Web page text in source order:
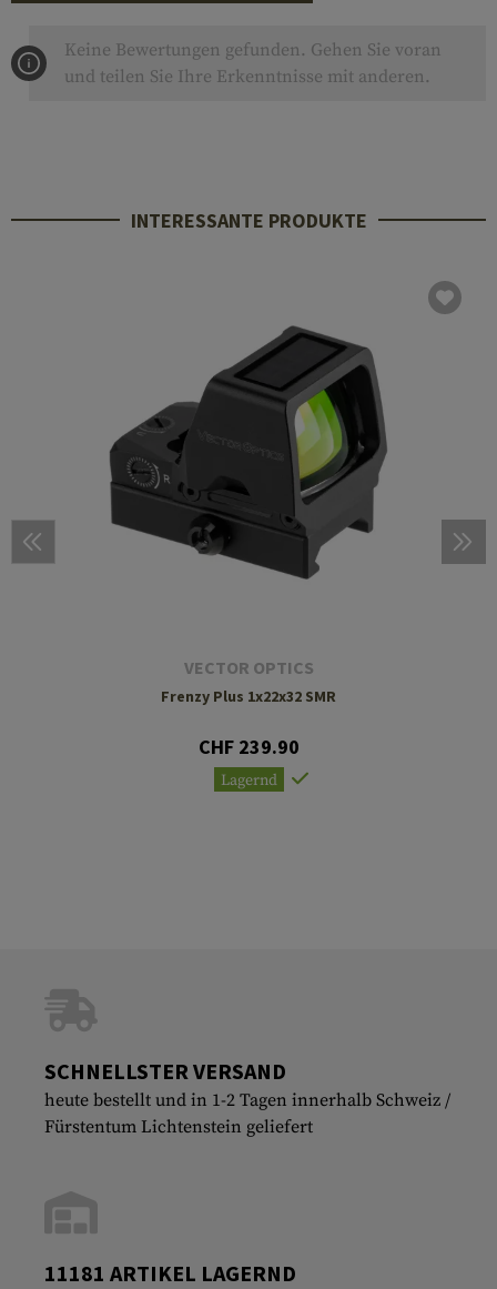
Keine Bewertungen gefunden. Gehen Sie voran
und teilen Sie Ihre Erkenntnisse mit anderen.
INTERESSANTE PRODUKTE
VECTOR OPTICS
Frenzy Plus 1x22x32 SMR
CHF 239.90
Lagernd
SCHNELLSTER VERSAND
heute bestellt und in 1-2 Tagen innerhalb Schweiz /
Fürstentum Lichtenstein geliefert
11181 ARTIKEL LAGERND